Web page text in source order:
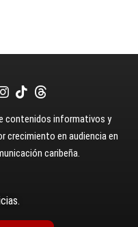
contenidos informativos y
crecimiento en audiencia en
caribeña.